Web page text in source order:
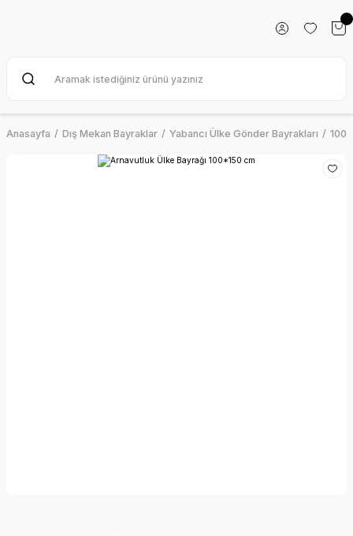
Anasayfa Dış Mekan Bayraklar Yabancı Ülke Gönder Bayrakları